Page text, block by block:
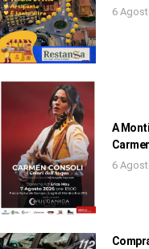
6
A
6